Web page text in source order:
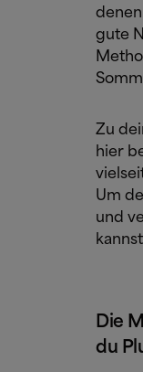
gute
Zu
hier
Um
und
Die
du